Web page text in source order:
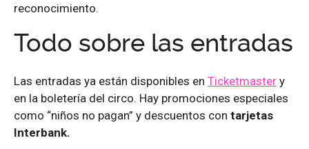
reconocimiento.
Todo sobre las entradas
Las entradas ya están disponibles en Ticketmaster y
en la boletería del circo. Hay promociones especiales
como “niños no pagan” y descuentos con tarjetas
Interbank.